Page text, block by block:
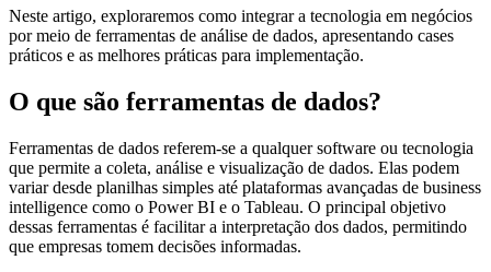
Neste artigo, exploraremos como integrar a tecnologia em negócios
por meio de ferramentas de análise de dados, apresentando cases
práticos e as melhores práticas para implementação.
O que são ferramentas de dados?
Ferramentas de dados referem-se a qualquer software ou tecnologia
que permite a coleta, análise e visualização de dados. Elas podem
variar desde planilhas simples até plataformas avançadas de business
intelligence como o Power BI e o Tableau. O principal objetivo
dessas ferramentas é facilitar a interpretação dos dados, permitindo
que empresas tomem decisões informadas.